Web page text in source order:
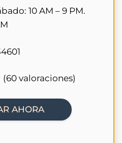
10 AM – 9 PM.
(60 valoraciones)
AHORA